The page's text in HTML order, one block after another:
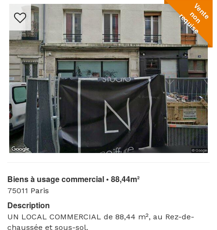
V
e
n
t
e
n
o
n
r
e
q
u
i
s
e
Biens à usage commercial • 88,44m²
75011 Paris
Description
UN LOCAL COMMERCIAL de 88,44 m², au Rez-de-
chaussée et sous-sol.